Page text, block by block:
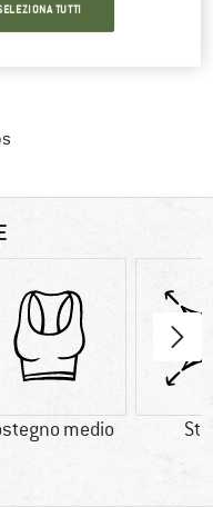
ulteriori informazioni sulle
medio
TUTTI